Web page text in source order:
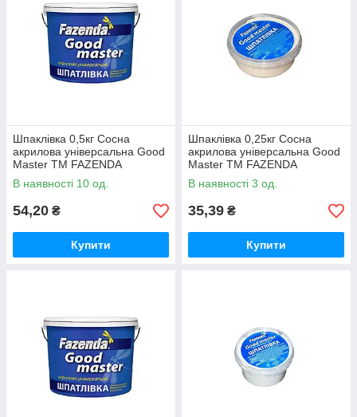
Шпаклівка 0,5кг Сосна
акрилова універсальна Good
Master ТМ FAZENDA
В наявності 10 од.
54,20 ₴
Купити
Шпаклівка 0,25кг Сосна
акрилова універсальна Good
Master ТМ FAZENDA
В наявності 3 од.
35,39 ₴
Купити